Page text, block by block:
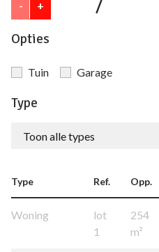
- + /
Opties
Tuin Garage
Type
Type Ref. Opp.
Woning
lot
1
254
m²